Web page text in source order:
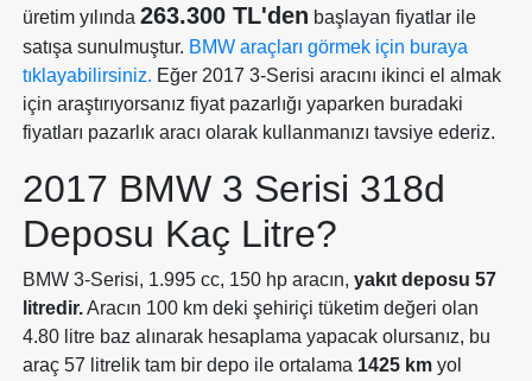
üretim yılında 263.300 TL'den başlayan fiyatlar ile
satışa sunulmuştur. BMW araçları görmek için buraya
tıklayabilirsiniz. Eğer 2017 3-Serisi aracını ikinci el almak
için araştırıyorsanız fiyat pazarlığı yaparken buradaki
fiyatları pazarlık aracı olarak kullanmanızı tavsiye ederiz.
2017 BMW 3 Serisi 318d
Deposu Kaç Litre?
BMW 3-Serisi, 1.995 cc, 150 hp aracın, yakıt deposu 57
litredir.Aracın 100 km deki şehiriçi tüketim değeri olan
4.80 litre baz alınarak hesaplama yapacak olursanız, bu
araç 57 litrelik tam bir depo ile ortalama 1425 km yol